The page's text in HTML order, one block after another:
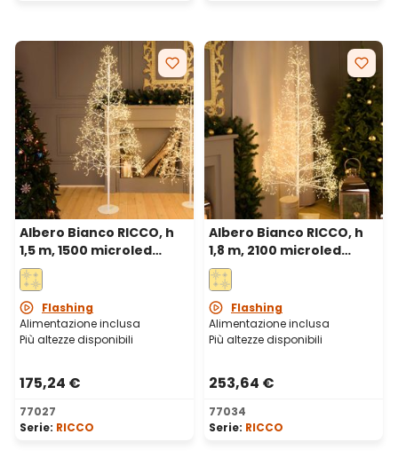
Albero Bianco RICCO, h
1,5 m, 1500 microled
bianco caldo, uso
interno
Flashing
Alimentazione inclusa
Più altezze disponibili
175,24 €
77027
Serie: RICCO
Albero Bianco RICCO, h
1,8 m, 2100 microled
bianco caldo, uso
interno
Flashing
Alimentazione inclusa
Più altezze disponibili
253,64 €
77034
Serie: RICCO